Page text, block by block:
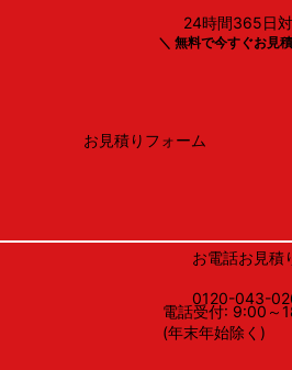
0120-043-
お電話お見積
電話受付: 9:00～
(年末年始除く)
お見積りフォーム
＼ 無料で今すぐお見
24時間365日